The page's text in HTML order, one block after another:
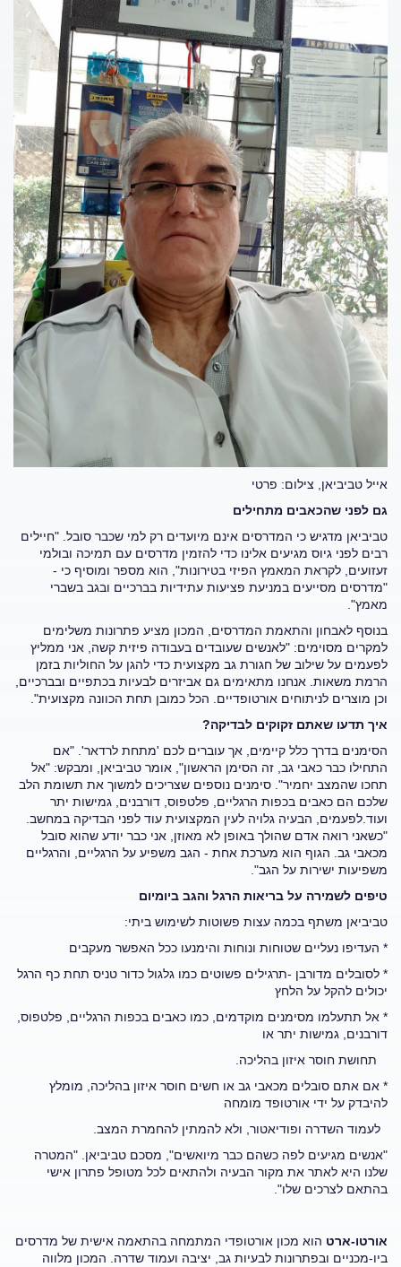
אייל טביביאן, צילום: פרטי
גם לפני שהכאבים מתחילים
טביביאן מדגיש כי המדרסים אינם מיועדים רק למי שכבר סובל. "חיילים
רבים לפני גיוס מגיעים אלינו כדי להזמין מדרסים עם תמיכה ובולמי
זעזועים, לקראת המאמץ הפיזי בטירונות", הוא מספר ומוסיף כי -
"מדרסים מסייעים במניעת פציעות עתידיות בברכיים ובגב בשברי
מאמץ".
בנוסף לאבחון והתאמת המדרסים, המכון מציע פתרונות משלימים
למקרים מסוימים: "לאנשים שעובדים בעבודה פיזית קשה, אני ממליץ
לפעמים על שילוב של חגורת גב מקצועית כדי להגן על החוליות בזמן
הרמת משאות. אנחנו מתאימים גם אביזרים לבעיות בכתפיים ובברכיים,
וכן מוצרים לניתוחים אורטופדיים. הכל כמובן תחת הכוונה מקצועית".
איך תדעו שאתם זקוקים לבדיקה?
הסימנים בדרך כלל קיימים, אך עוברים לכם 'מתחת לרדאר'. "אם
התחילו כבר כאבי גב, זה הסימן הראשון", אומר טביביאן, ומבקש: "אל
תחכו שהמצב יחמיר". סימנים נוספים שצריכים למשוך את תשומת הלב
שלכם הם כאבים בכפות הרגליים, פלטפוס, דורבנים, גמישות יתר
ועוד.לפעמים, הבעיה גלויה לעין המקצועית עוד לפני הבדיקה במחשב.
"כשאני רואה אדם שהולך באופן לא מאוזן, אני כבר יודע שהוא סובל
מכאבי גב. הגוף הוא מערכת אחת - הגב משפיע על הרגליים, והרגליים
משפיעות ישירות על הגב".
טיפים לשמירה על בריאות הרגל והגב ביומיום
טביביאן משתף בכמה עצות פשוטות לשימוש ביתי:
* העדיפו נעליים שטוחות ונוחות והימנעו ככל האפשר מעקבים
* לסובלים מדורבן -תרגילים פשוטים כמו גלגול כדור טניס תחת כף הרגל
יכולים להקל על הלחץ
* אל תתעלמו מסימנים מוקדמים, כמו כאבים בכפות הרגליים, פלטפוס,
דורבנים, גמישות יתר או
תחושת חוסר איזון בהליכה.
* אם אתם סובלים מכאבי גב או חשים חוסר איזון בהליכה, מומלץ
להיבדק על ידי אורטופד מומחה
לעמוד השדרה ופודיאטור, ולא להמתין להחמרת המצב.
"אנשים מגיעים לפה כשהם כבר מיואשים", מסכם טביביאן. "המטרה
שלנו היא לאתר את מקור הבעיה ולהתאים לכל מטופל פתרון אישי
בהתאם לצרכים שלו".
אורטו-ארט הוא מכון אורטופדי המתמחה בהתאמה אישית של מדרסים
ביו-מכניים ובפתרונות לבעיות גב, יציבה ועמוד שדרה. המכון מלווה